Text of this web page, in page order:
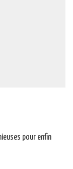
pour enfin